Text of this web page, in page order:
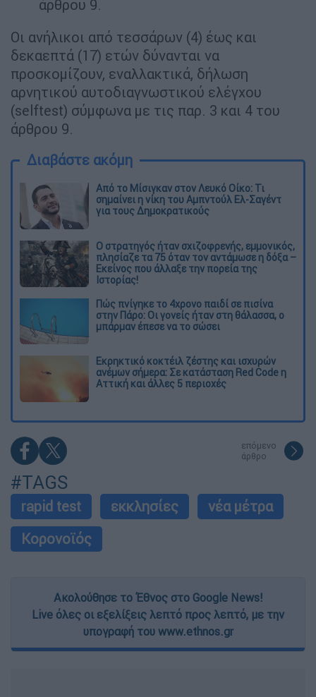
άρθρου 9.
Οι ανήλικοι από τεσσάρων (4) έως και
δεκαεπτά (17) ετών δύνανται να
προσκομίζουν, εναλλακτικά, δήλωση
αρνητικού αυτοδιαγνωστικού ελέγχου
(selftest) σύμφωνα με τις παρ. 3 και 4 του
άρθρου 9.
Διαβάστε ακόμη
Από το Μίσιγκαν στον Λευκό Οίκο: Τι
σημαίνει η νίκη του Αμπντούλ Ελ-Σαγέντ
για τους Δημοκρατικούς
O στρατηγός ήταν σχιζοφρενής, εμμονικός,
πλησίαζε τα 75 όταν τον αντάμωσε η δόξα –
Εκείνος που άλλαξε την πορεία της
Ιστορίας!
Πώς πνίγηκε το 4χρονο παιδί σε πισίνα
στην Πάρο: Οι γονείς ήταν στη θάλασσα, ο
μπάρμαν έπεσε να το σώσει
Εκρηκτικό κοκτέιλ ζέστης και ισχυρών
ανέμων σήμερα: Σε κατάσταση Red Code η
Αττική και άλλες 5 περιοχές
επόμενο
άρθρο
#TAGS
rapid test εκκλησίες
νέα μέτρα
Κορονοϊός
Ακολούθησε το Έθνος στο Google News!
Live όλες οι εξελίξεις λεπτό προς λεπτό, με την
υπογραφή του www.ethnos.gr